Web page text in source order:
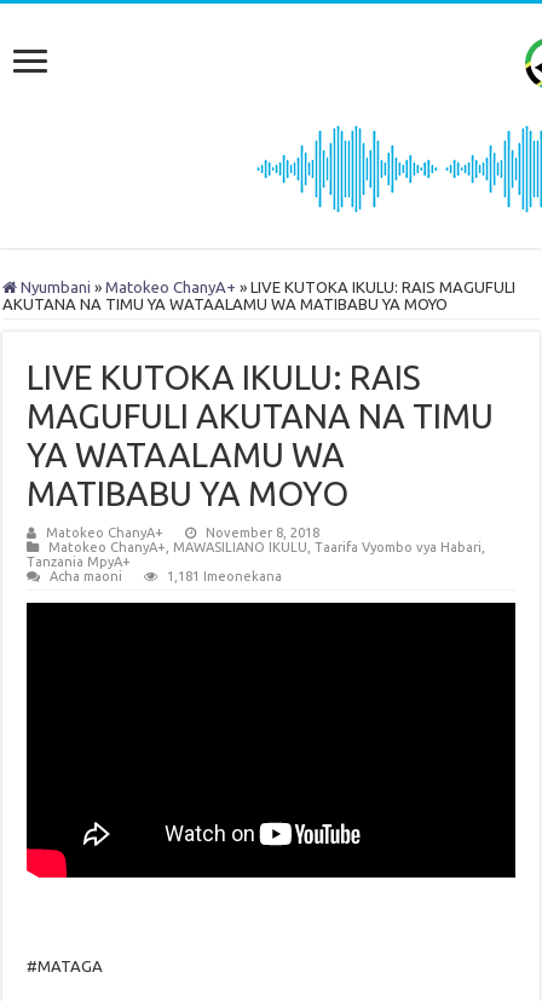
Nyumbani » Matokeo ChanyA+ » LIVE KUTOKA IKULU: RAIS MAGUFULI
AKUTANA NA TIMU YA WATAALAMU WA MATIBABU YA MOYO
LIVE KUTOKA IKULU: RAIS
MAGUFULI AKUTANA NA TIMU
YA WATAALAMU WA
MATIBABU YA MOYO
Matokeo ChanyA+
November 8, 2018
Matokeo ChanyA+
MAWASILIANO IKULU ,Taarifa Vyombo vya Habari
Tanzania MpyA+
Acha maoni
1,181 Imeonekana
#MATAGA